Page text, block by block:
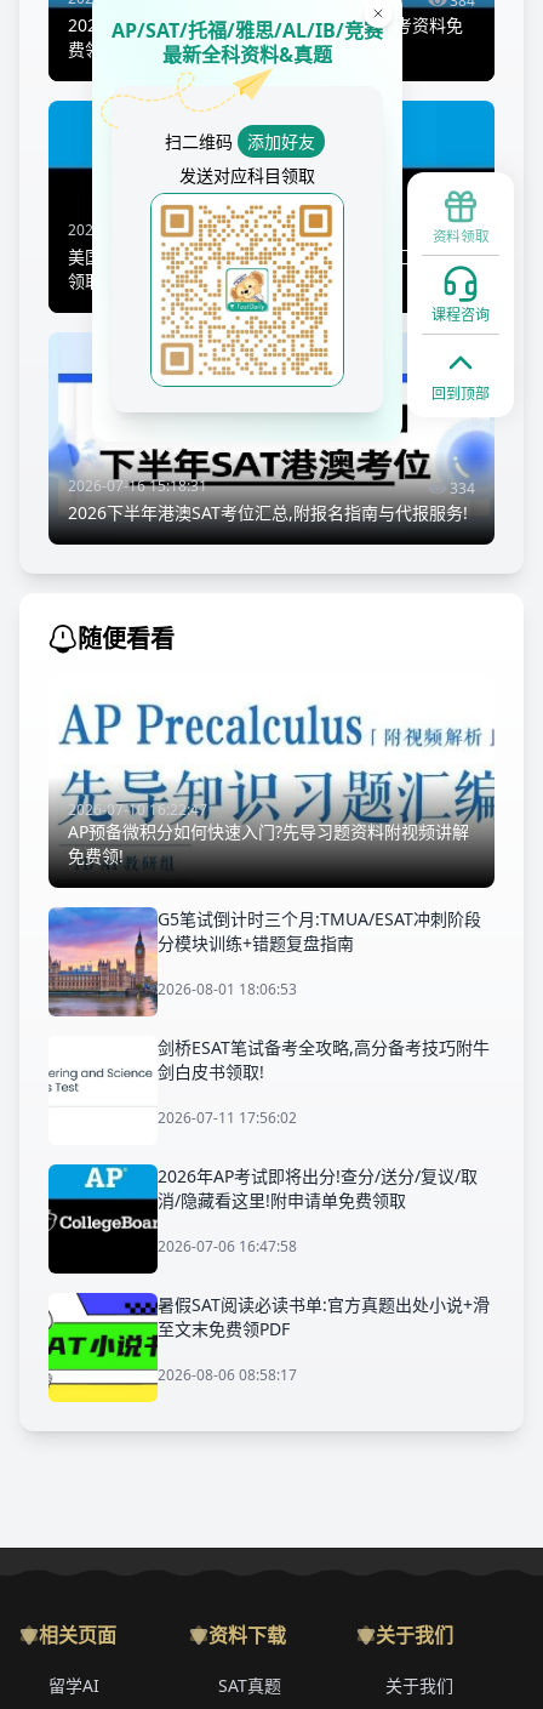
2026机考SAT报名全流程指南,步骤详解附备考资料免
费领取!
2026-07-09 14:44:13 336
美国本科怎么提前毕业?全攻略+AP换分政策汇总免费
领取!
2026-07-16 15:18:31 334
2026下半年港澳SAT考位汇总,附报名指南与代报服务!
随便看看
2026-07-10 16:22:47
AP预备微积分如何快速入门?先导习题资料附视频讲解
免费领!
G5笔试倒计时三个月:TMUA/ESAT冲刺阶段
分模块训练+错题复盘指南
2026-08-01 18:06:53
剑桥ESAT笔试备考全攻略,高分备考技巧附牛
剑白皮书领取!
2026-07-11 17:56:02
2026年AP考试即将出分!查分/送分/复议/取
消/隐藏看这里!附申请单免费领取
2026-07-06 16:47:58
暑假SAT阅读必读书单:官方真题出处小说+滑
至文末免费领PDF
2026-08-06 08:58:17
相关页面
留学AI
资料下载
SAT真题
关于我们
关于我们
资料领取
课程咨询
回到顶部
AP/SAT/托福/雅思/AL/IB/竞赛
最新全科资料&真题
扫二维码
添加好友
发送对应科目领取